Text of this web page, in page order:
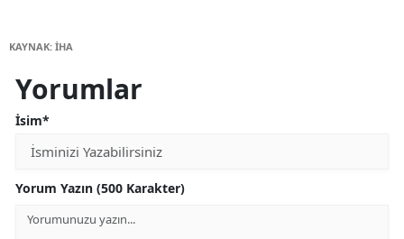
KAYNAK: İHA
Yorumlar
İsim*
Yorum Yazın (500 Karakter)